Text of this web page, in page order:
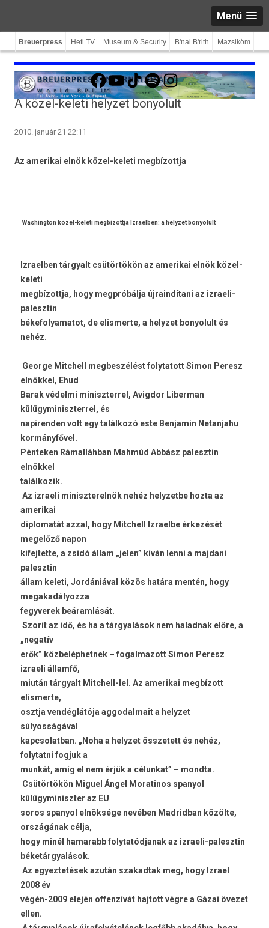
Menü
Breuerpress Heti TV Museum & Security B'nai B'rith Mazsiköm
Facebook
YouTube
TikTokSpotifyInstagram
A közel-keleti helyzet bonyolult
2010. január 21 22:11
Az amerikai elnök közel-keleti megbízottja
Washington közel-keleti megbízottja Izraelben: a helyzet bonyolult
Izraelben tárgyalt csütörtökön az amerikai elnök közel-
keleti
megbízottja, hogy megpróbálja újraindítani az izraeli-
palesztin
békefolyamatot, de elismerte, a helyzet bonyolult és
nehéz.
George Mitchell megbeszélést folytatott Simon Peresz
elnökkel, Ehud
Barak védelmi miniszterrel, Avigdor Liberman
külügyminiszterrel, és
napirenden volt egy találkozó este Benjamin Netanjahu
kormányfővel.
Pénteken Rámalláhban Mahmúd Abbász palesztin
elnökkel
találkozik.
Az izraeli miniszterelnök nehéz helyzetbe hozta az
amerikai
diplomatát azzal, hogy Mitchell Izraelbe érkezését
megelőző napon
kifejtette, a zsidó állam „jelen” kíván lenni a majdani
palesztin
állam keleti, Jordániával közös határa mentén, hogy
megakadályozza
fegyverek beáramlását.
Szorít az idő, és ha a tárgyalások nem haladnak előre, a
„negatív
erők” közbeléphetnek – fogalmazott Simon Peresz
izraeli államfő,
miután tárgyalt Mitchell-lel. Az amerikai megbízott
elismerte,
osztja vendéglátója aggodalmait a helyzet
súlyosságával
kapcsolatban. „Noha a helyzet összetett és nehéz,
folytatni fogjuk a
munkát, amíg el nem érjük a célunkat” – mondta.
Csütörtökön Miguel Ángel Moratinos spanyol
külügyminiszter az EU
soros spanyol elnöksége nevében Madridban közölte,
országának célja,
hogy minél hamarabb folytatódjanak az izraeli-palesztin
béketárgyalások.
Az egyeztetések azután szakadtak meg, hogy Izrael
2008 év
végén-2009 elején offenzívát hajtott végre a Gázai övezet
ellen.